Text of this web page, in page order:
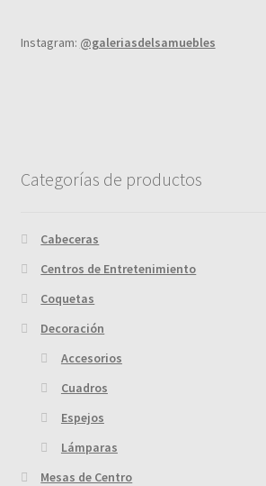
Instagram: @galeriasdelsamuebles
Categorías de productos
Cabeceras
Centros de Entretenimiento
Coquetas
Decoración
Accesorios
Cuadros
Espejos
Lámparas
Mesas de Centro